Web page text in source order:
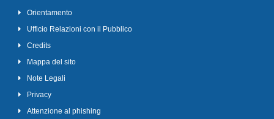
Orientamento
Ufficio Relazioni con il Pubblico
Credits
Mappa del sito
Note Legali
Privacy
Attenzione al phishing